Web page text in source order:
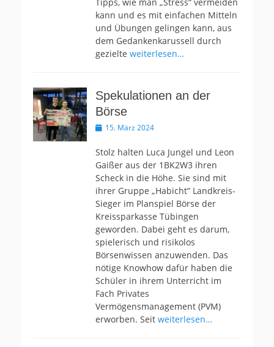
kann und es mit einfachen Mitteln
und Übungen gelingen kann, aus
dem Gedankenkarussell durch
gezielte weiterlesen…
Spekulationen an der
Börse
Veröffentlicht
15. März 2024
Stolz halten Luca Jungel und Leon
Gaißer aus der 1BK2W3 ihren
Scheck in die Höhe. Sie sind mit
ihrer Gruppe „Habicht“ Landkreis-
Sieger im Planspiel Börse der
Kreissparkasse Tübingen
geworden. Dabei geht es darum,
spielerisch und risikolos
Börsenwissen anzuwenden. Das
nötige Knowhow dafür haben die
Schüler in ihrem Unterricht im
Fach Privates
Vermögensmanagement (PVM)
erworben. Seit weiterlesen…